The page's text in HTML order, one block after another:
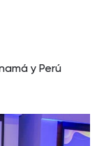
y Perú